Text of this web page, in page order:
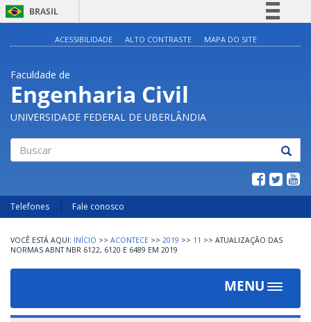
BRASIL
Legislação
Canais
ACESSIBILIDADE ALTO CONTRASTE MAPA DO SITE
Faculdade de
Engenharia Civil
UNIVERSIDADE FEDERAL DE UBERLÂNDIA
Telefones Fale conosco
INÍCIO >> ACONTECE >> 2019 >> 11 >> ATUALIZAÇÃO DAS
NORMAS ABNT NBR 6122, 6120 E 6489 EM 2019
MENU
Toggle